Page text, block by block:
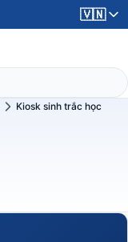
🇻🇳
Kiosk sinh trắc học